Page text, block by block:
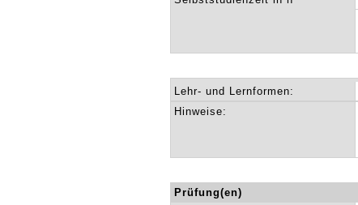
Lehr- und Lernformen:
Hinweise:
Prüfung(en)